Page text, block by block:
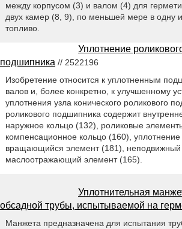
между корпусом (3) и валом (4) для
двух камер (8, 9), по меньшей мере в одну
топливо.
Уплотнение
подшипника // 2522196
Изобретение относится к уплотненным
валов и, более конкретно, к улучшенному
уплотнения узла конического роликового
роликового подшипника содержит
наружное кольцо (132), роликовые
компенсационное кольцо (160), уплотнение
вращающийся элемент (181), неподвижный
маслоотражающий элемент (165).
Уплотнительная
обсадной трубы, испытываемой на
Манжета предназначена для испытания